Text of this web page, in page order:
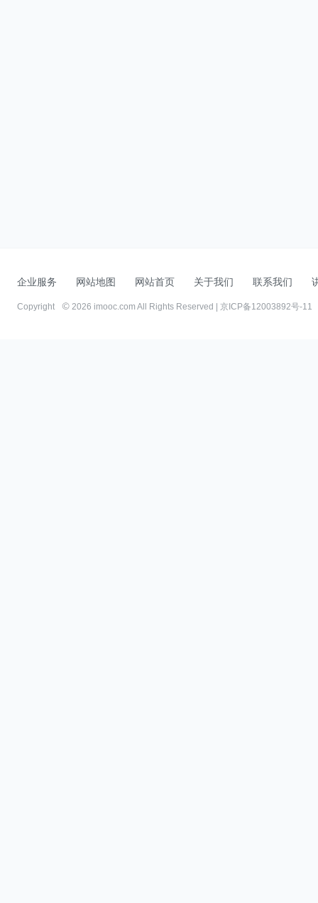
企业服务 网站地图 网站首页 关于我们 联系我们
Copyright 2026 imooc.com All Rights Reserved | 京ICP备12003892号-11